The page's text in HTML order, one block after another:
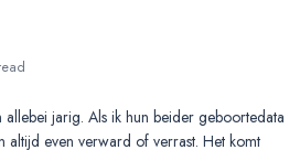
allebei jarig. Als ik hun beider geboortedata
altijd even verward of verrast. Het komt